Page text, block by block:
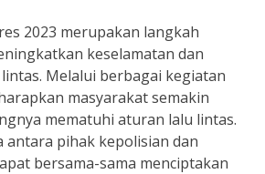
2023 merupakan langkah
keselamatan dan
Melalui berbagai kegiatan
masyarakat semakin
mematuhi aturan lalu lintas.
antara pihak kepolisian dan
bersama-sama menciptakan